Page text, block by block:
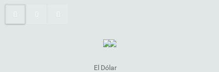
El Dólar